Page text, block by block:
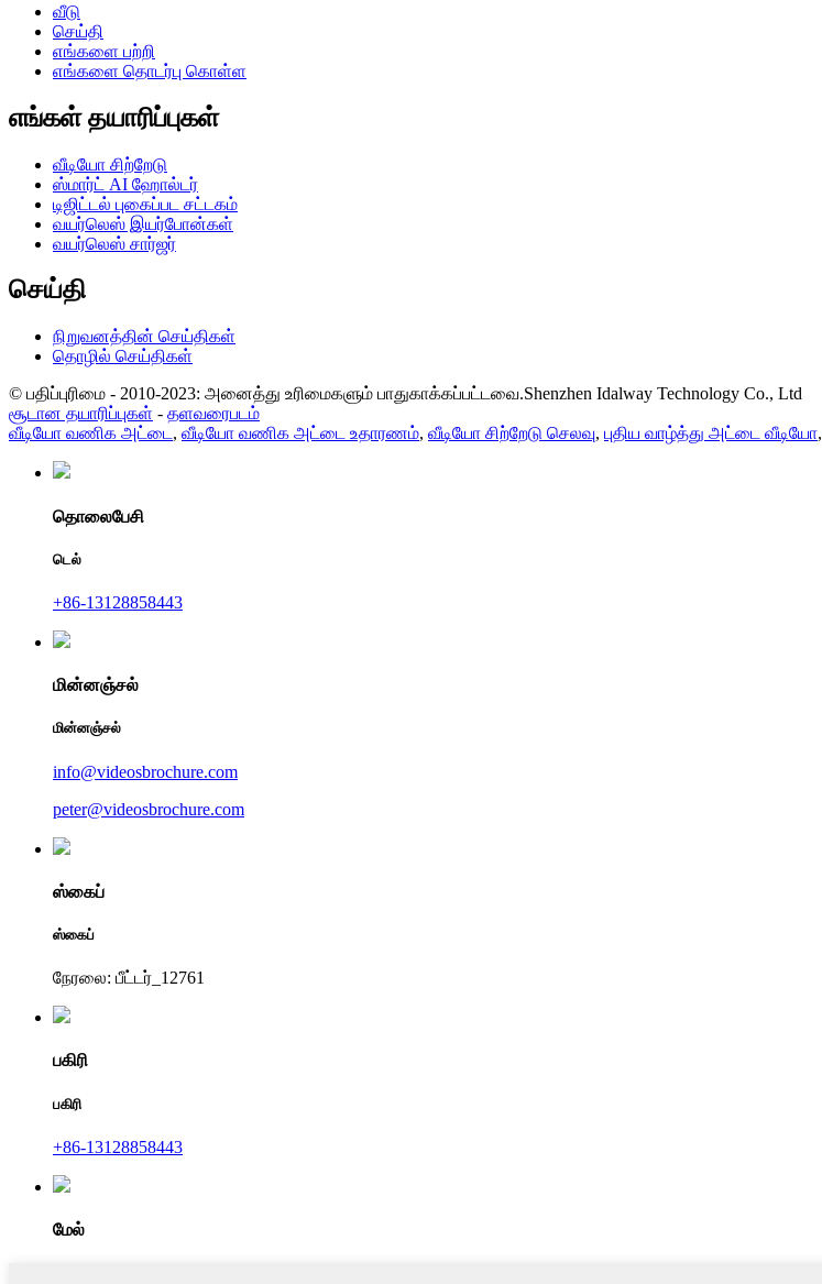
வீடு
செய்தி
எங்களை பற்றி
எங்களை தொடர்பு கொள்ள
எங்கள் தயாரிப்புகள்
வீடியோ சிற்றேடு
ஸ்மார்ட் AI ஹோல்டர்
டிஜிட்டல் புகைப்பட சட்டகம்
வயர்லெஸ் இயர்போன்கள்
வயர்லெஸ் சார்ஜர்
செய்தி
நிறுவனத்தின் செய்திகள்
தொழில் செய்திகள்
© பதிப்புரிமை - 2010-2023: அனைத்து உரிமைகளும் பாதுகாக்கப்பட்டவை.Shenzhen Idalway Technology Co., Ltd
சூடான தயாரிப்புகள் - தளவரைபடம்
வீடியோ வணிக அட்டை , வீடியோ வணிக அட்டை உதாரணம், வீடியோ சிற்றேடு செலவு, புதிய வாழ்த்து அட்டை வீடியோ,
தொலைபேசி
டெல்
+86-13128858443
மின்னஞ்சல்
மின்னஞ்சல்
info@videosbrochure.com
peter@videosbrochure.com
ஸ்கைப்
ஸ்கைப்
நேரலை: பீட்டர்_12761
பகிரி
பகிரி
+86-13128858443
மேல்